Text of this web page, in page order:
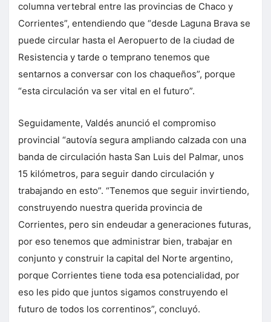
columna vertebral entre las provincias de Chaco y
Corrientes”, entendiendo que “desde Laguna Brava se
puede circular hasta el Aeropuerto de la ciudad de
Resistencia y tarde o temprano tenemos que
sentarnos a conversar con los chaqueños”, porque
“esta circulación va ser vital en el futuro”.
Seguidamente, Valdés anunció el compromiso
provincial “autovía segura ampliando calzada con una
banda de circulación hasta San Luis del Palmar, unos
15 kilómetros, para seguir dando circulación y
trabajando en esto”. “Tenemos que seguir invirtiendo,
construyendo nuestra querida provincia de
Corrientes, pero sin endeudar a generaciones futuras,
por eso tenemos que administrar bien, trabajar en
conjunto y construir la capital del Norte argentino,
porque Corrientes tiene toda esa potencialidad, por
eso les pido que juntos sigamos construyendo el
futuro de todos los correntinos”, concluyó.